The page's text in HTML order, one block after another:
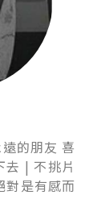
的朋友 喜
去 | 不挑片
對是有感而